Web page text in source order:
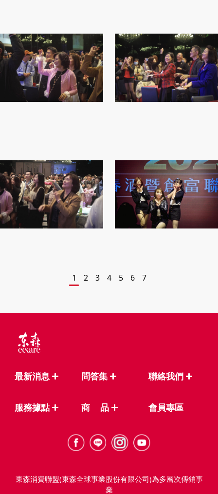
1 2 3 4 5 6 7
最新消息 問答集 聯絡我們
服務據點 商 品 會員專區
東森消費聯盟(東森全球事業股份有限公司)為多層次傳銷事
業